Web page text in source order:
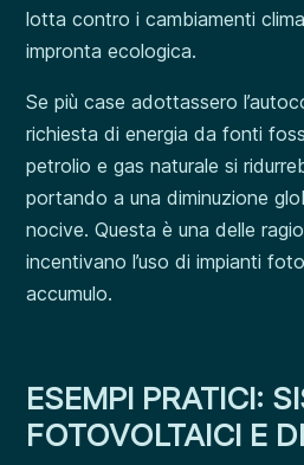
lotta contro i cambiamenti
impronta ecologica.
Se più case adottassero
richiesta di energia da fonti
petrolio e gas naturale si
portando a una diminuzione
nocive. Questa è una delle
incentivano l’uso di impianti
accumulo.
ESEMPI PRATICI:
FOTOVOLTAICI E